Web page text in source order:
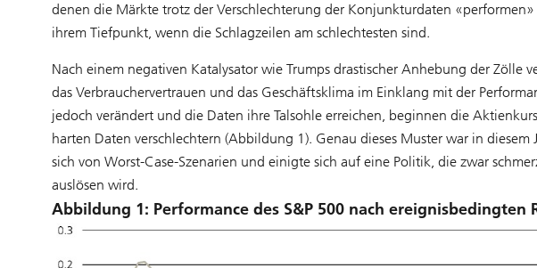
denen die Märkte trotz der Verschlechterung der Konjunkturdaten
ihrem Tiefpunkt, wenn die Schlagzeilen am schlechtesten sind.
Nach einem negativen Katalysator wie Trumps drastischer Anhebung der Zölle
das Verbrauchervertrauen und das Geschäftsklima im Einklang mit der
jedoch verändert und die Daten ihre Talsohle erreichen, beginnen die
harten Daten verschlechtern (Abbildung 1). Genau dieses Muster war in
sich von Worst-Case-Szenarien und einigte sich auf eine Politik, die zwar
auslösen wird.
Abbildung 1: Performance des S&P 500 nach ereignisbedingten